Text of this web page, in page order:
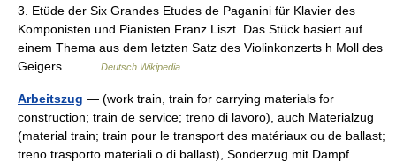
3. Etüde der Six Grandes Etudes de Paganini für Klavier des
Komponisten und Pianisten Franz Liszt. Das Stück basiert auf
einem Thema aus dem letzten Satz des Violinkonzerts h Moll des
Geigers… …
Deutsch Wikipedia
Arbeitszug — (work train, train for carrying materials for
construction; train de service; treno di lavoro), auch Materialzug
(material train; train pour le transport des matériaux ou de ballast;
treno trasporto materiali o di ballast), Sonderzug mit Dampf… …